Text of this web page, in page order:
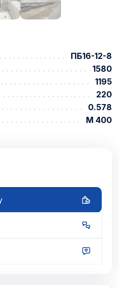
ПБ16-12-8
1580
1195
220
0.578
М 400